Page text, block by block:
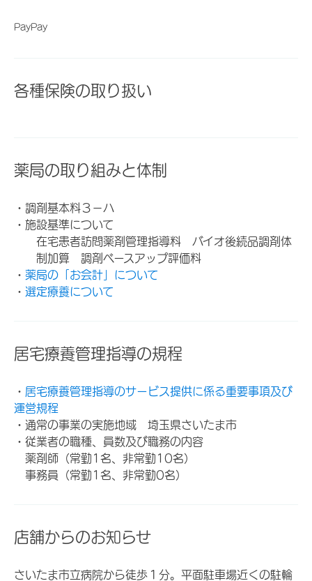
PayPay
各種保険の取り扱い
薬局の取り組みと体制
・調剤基本料３－ハ
・施設基準について
在宅患者訪問薬剤管理指導料 バイオ後続品調剤体
制加算 調剤ベースアップ評価料
・ 薬局の「お会計」について
・ 選定療養について
居宅療養管理指導の規程
・ 居宅療養管理指導のサービス提供に係る重要事項及び
運営規程
・通常の事業の実施地域 埼玉県さいたま市
・従業者の職種、員数及び職務の内容
薬剤師（常勤1名、非常勤10名）
事務員（常勤1名、非常勤0名）
店舗からのお知らせ
さいたま市立病院から徒歩１分。平面駐車場近くの駐輪